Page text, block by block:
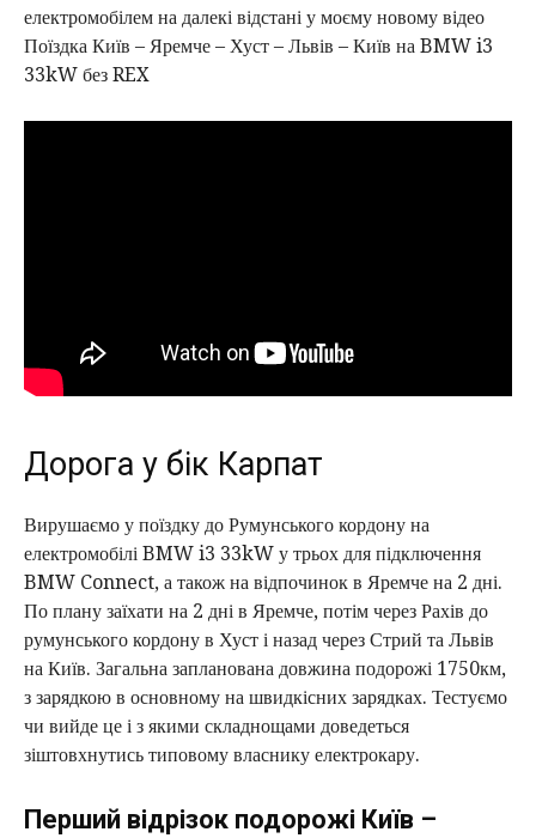
4. Третя зупинка - ОККО недалеко від Рівне
5. Наступна зупинка - несподіване лишенько
6. Коротка зупинка в Тернополі
електромобілем на далекі відстані у моєму новому відео
Поїздка Київ – Яремче – Хуст – Львів – Київ на BMW i3
33kW без REX
Дорога у бік Карпат
Вирушаємо у поїздку до Румунського кордону на
електромобілі BMW i3 33kW у трьох для підключення
BMW Connect, а також на відпочинок в Яремче на 2 дні.
По плану заїхати на 2 дні в Яремче, потім через Рахів до
румунського кордону в Хуст і назад через Стрий та Львів
на Київ. Загальна запланована довжина подорожі 1750км,
з зарядкою в основному на швидкісних зарядках. Тестуємо
чи вийде це і з якими складнощами доведеться
зіштовхнутись типовому власнику електрокару.
Перший відрізок подорожі Київ –